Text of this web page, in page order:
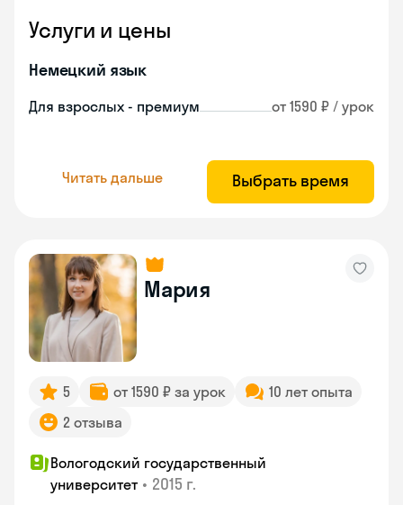
Услуги и цены
Немецкий язык
Для взрослых - премиум от 1590 ₽ / урок
Читать дальше Выбрать время
Мария
5 от 1590 ₽ за урок
10 лет опыта
2 отзыва
Вологодский государственный
университет • 2015 г.